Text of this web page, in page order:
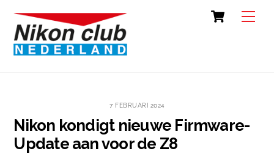
content
Cart
7 FEBRUARI 2024
Nikon kondigt nieuwe Firmware-
Update aan voor de Z8